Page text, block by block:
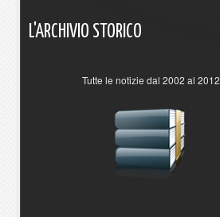
L'ARCHIVIO STORICO
Tutte le notizie dal 2002 al 2012